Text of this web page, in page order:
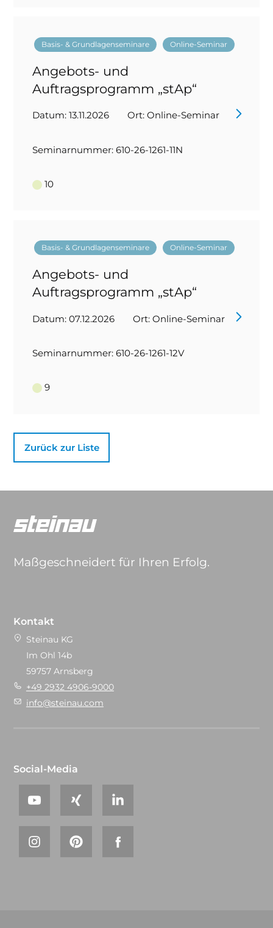
Basis- & Grundlagenseminare Online-Seminar
Angebots- und
Auftragsprogramm „stAp“
Datum: 13.11.2026 Ort: Online-Seminar
Seminarnummer: 610-26-1261-11N
10
Basis- & Grundlagenseminare Online-Seminar
Angebots- und
Auftragsprogramm „stAp“
Datum: 07.12.2026 Ort: Online-Seminar
Seminarnummer: 610-26-1261-12V
9
Zurück zur Liste
Maßgeschneidert für Ihren Erfolg.
Kontakt
Steinau KG
Im Ohl 14b
59757 Arnsberg
+49 2932 4906-9000
info@steinau.com
Social-Media